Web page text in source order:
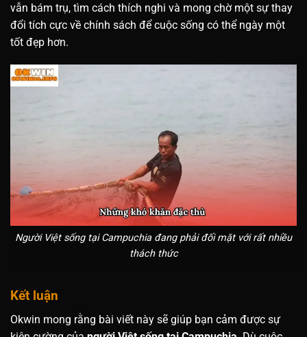
vẫn bám trụ, tìm cách thích nghi và mong chờ một sự thay
đổi tích cực về chính sách để cuộc sống có thể ngày một
tốt đẹp hơn.
Người Việt sống tại Campuchia đang phải đối mặt với rất nhiều
thách thức
Kết luận
Okwin mong rằng bài viết này sẽ giúp bạn cảm được sự